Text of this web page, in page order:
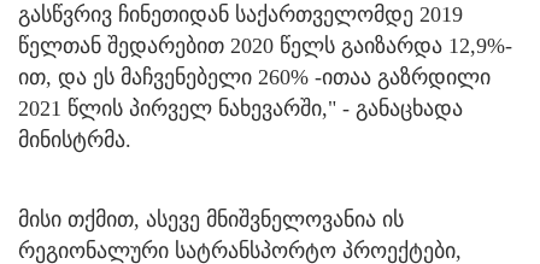
გასწვრივ ჩინეთიდან საქართველომდე 2019
წელთან შედარებით 2020 წელს გაიზარდა 12,9%-
ით, და ეს მაჩვენებელი 260% -ითაა გაზრდილი
2021 წლის პირველ ნახევარში," - განაცხადა
მინისტრმა.
მისი თქმით, ასევე მნიშვნელოვანია ის
რეგიონალური სატრანსპორტო პროექტები,